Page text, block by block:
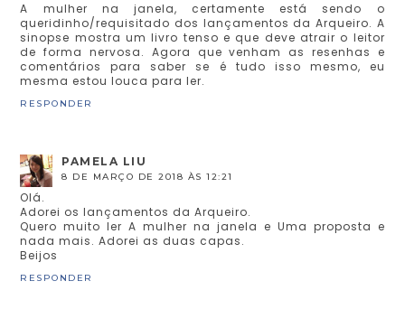
A mulher na janela, certamente está sendo o
queridinho/requisitado dos lançamentos da Arqueiro. A
sinopse mostra um livro tenso e que deve atrair o leitor
de forma nervosa. Agora que venham as resenhas e
comentários para saber se é tudo isso mesmo, eu
mesma estou louca para ler.
RESPONDER
PAMELA LIU
8 DE MARÇO DE 2018 ÀS 12:21
Olá.
Adorei os lançamentos da Arqueiro.
Quero muito ler A mulher na janela e Uma proposta e
nada mais. Adorei as duas capas.
Beijos
RESPONDER